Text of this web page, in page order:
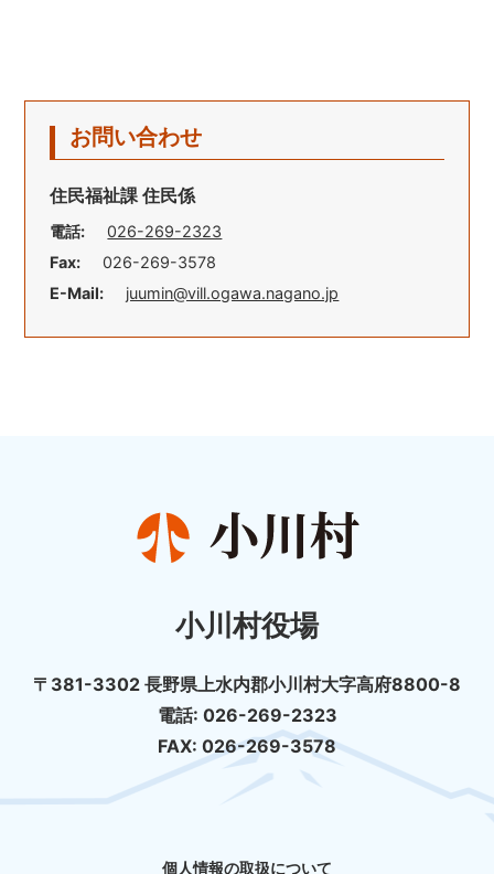
お問い合わせ
住民福祉課 住民係
電話:
026-269-2323
Fax:
026-269-3578
E-Mail:
juumin@vill.ogawa.nagano.jp
小川村役場
〒381-3302 長野県上水内郡小川村大字高府8800-8
電話: 026-269-2323
FAX: 026-269-3578
個人情報の取扱について